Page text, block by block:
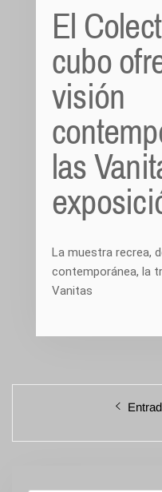
El
cubo
visión
las
La muestra recrea,
contemporánea, la
Vanitas
Navegación
entradas